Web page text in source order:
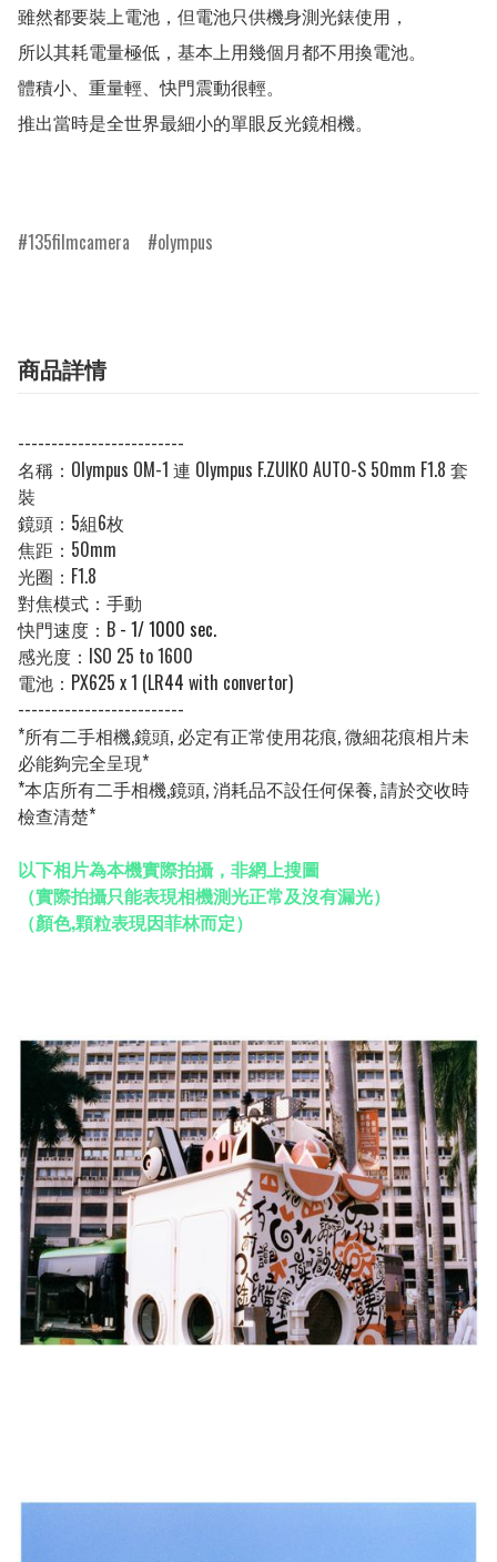
雖然都要裝上電池，但電池只供機身測光錶使用，
所以其耗電量極低，基本上用幾個月都不用換電池。
體積小、重量輕、快門震動很輕。
推出當時是全世界最細小的單眼反光鏡相機。
135filmcamera olympus
商品詳情
-------------------------
名稱：Olympus OM-1 連 Olympus F.ZUIKO AUTO-S 50mm F1.8 套
裝
鏡頭：5組6枚
焦距：50mm
光圈：F1.8
對焦模式：手動
快門速度：B - 1/ 1000 sec.
感光度：ISO 25 to 1600
電池： PX625 x 1 (LR44 with convertor)
-------------------------
*所有二手相機,鏡頭, 必定有正常使用花痕, 微細花痕相片未
必能夠完全呈現*
*本店所有二手相機,鏡頭, 消耗品不設任何保養, 請於交收時
檢查清楚*
以下相片為本機實際拍攝，非網上搜圖
（實際拍攝只能表現相機測光正常及沒有漏光）
（顏色,顆粒表現因菲林而定）